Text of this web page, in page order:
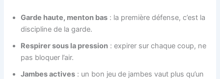
Garde haute, menton bas : la première défense, c’est la
discipline de la garde.
Respirer sous la pression : expirer sur chaque coup, ne
pas bloquer l’air.
Jambes actives : un bon jeu de jambes vaut plus qu’un